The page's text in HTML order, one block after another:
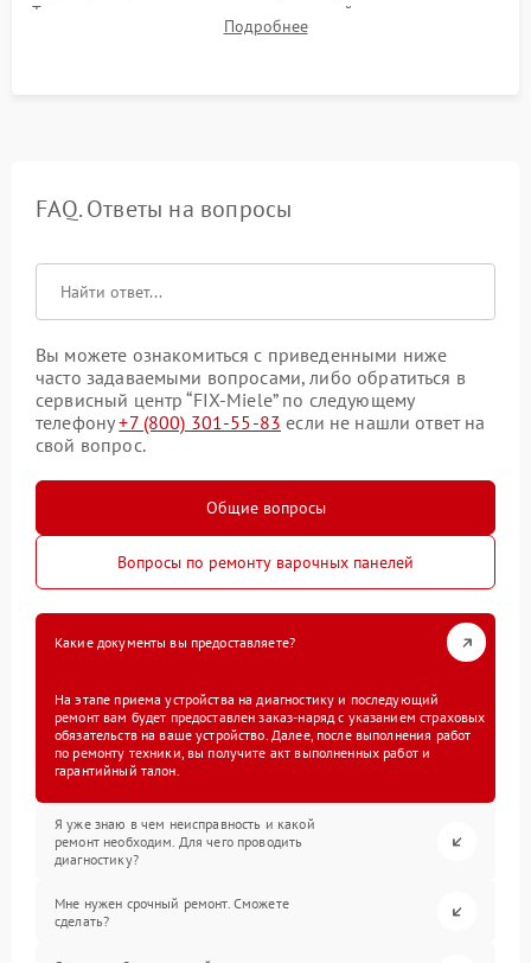
Тестирование сенсорного управления, таймера, индикаторов
остаточного тепла и систем защиты от перегрева.
Подробнее
FAQ. Ответы на вопросы
Вы можете ознакомиться с приведенными ниже
часто задаваемыми вопросами, либо обратиться в
сервисный центр “FIX-Miele” по следующему
телефону+7 (800) 301-55-83 если не нашли ответ на
свой вопрос.
Общие вопросы
Вопросы по ремонту варочных панелей
Какие документы вы предоставляете?
На этапе приема устройства на диагностику и последующий
ремонт вам будет предоставлен заказ-наряд с указанием страховых
обязательств на ваше устройство. Далее, после выполнения работ
по ремонту техники, вы получите акт выполненных работ и
гарантийный талон.
Я уже знаю в чем неисправность и какой
ремонт необходим. Для чего проводить
диагностику?
Мне нужен срочный ремонт. Сможете
сделать?